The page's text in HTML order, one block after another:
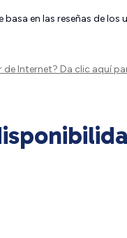
basa en las reseñas de los
de Internet? Da clic aquí